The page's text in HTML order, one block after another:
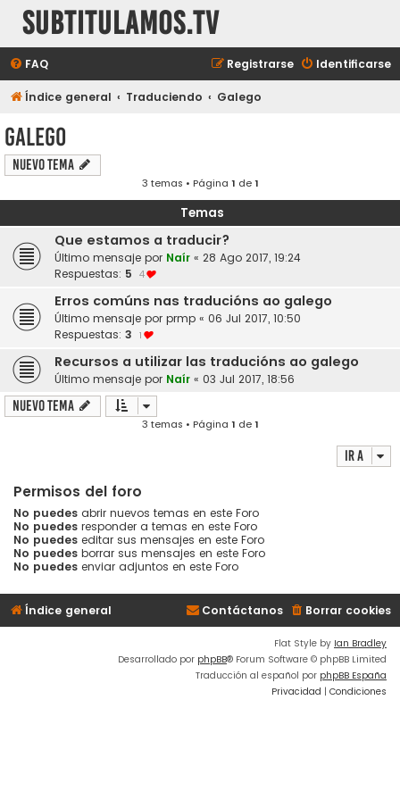
subtitulamos.tv
FAQ Identificarse
Registrarse
Índice general Traduciendo Galego
Galego
Nuevo Tema
3 temas • Página 1 de1
Temas
Que estamos a traducir?
Último mensaje por Naír « 28 Ago 2017, 19:24
Respuestas: 5 4
Erros comúns nas traducións ao galego
Último mensaje por prmp « 06 Jul 2017, 10:50
Respuestas: 3 1
Recursos a utilizar las traducións ao galego
Último mensaje por Naír « 03 Jul 2017, 18:56
Nuevo Tema
3 temas • Página 1 de1
Ir a
Permisos del foro
No puedes abrir nuevos temas en este Foro
No puedes responder a temas en este Foro
No puedes editar sus mensajes en este Foro
No puedes borrar sus mensajes en este Foro
No puedes enviar adjuntos en este Foro
Índice general Borrar cookies
Contáctanos
Flat Style by Ian Bradley
Desarrollado por phpBB® Forum Software © phpBB Limited
Traducción al español por phpBB España
Privacidad | Condiciones